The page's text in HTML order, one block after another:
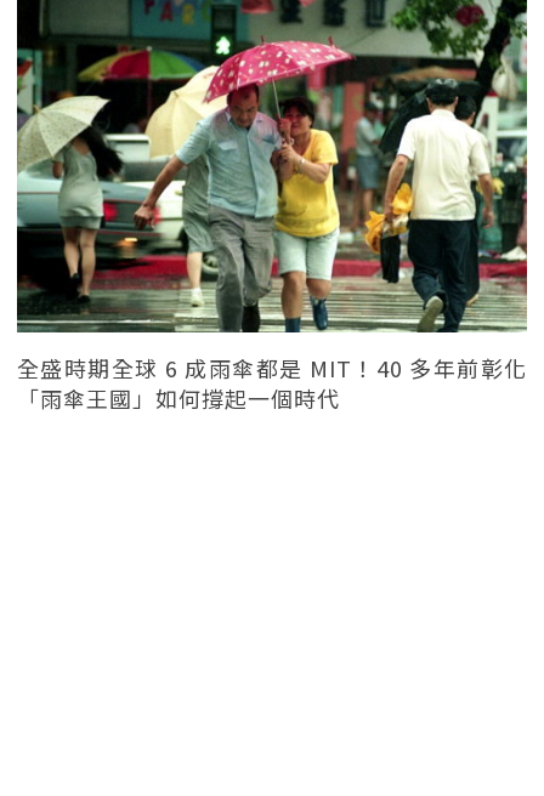
全盛時期全球 6 成雨傘都是 MIT！40 多年前彰化
「雨傘王國」如何撐起一個時代